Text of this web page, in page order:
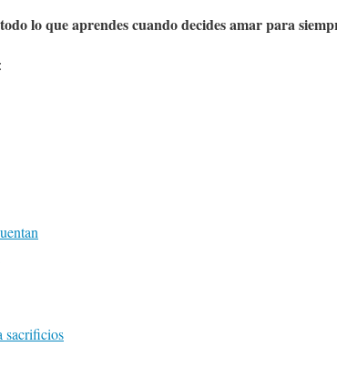
lo que aprendes cuando decides amar para
sacrificios